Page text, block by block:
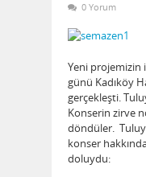
0 Yorum
Yeni projemizin
günü Kadıköy
gerçekleşti.
Konserin zirve
döndüler.
konser
doluydu: